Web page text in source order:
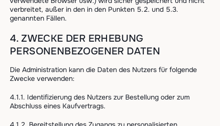
verbreitet, außer in den in den Punkten 5.2. und 5.3.
genannten Fällen.
4. ZWECKE DER ERHEBUNG
PERSONENBEZOGENER DATEN
Die Administration kann die Daten des Nutzers für folgende
Zwecke verwenden:
4.1.1. Identifizierung des Nutzers zur Bestellung oder zum
Abschluss eines Kaufvertrags.